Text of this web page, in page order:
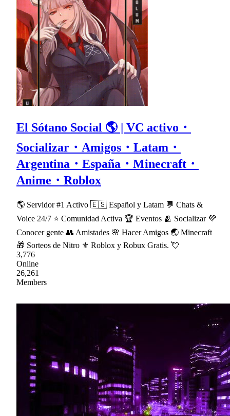
El Sótano Social 🌎 | VC activo・
Socializar・Amigos・Latam・
Argentina・España・Minecraft・
Anime・Roblox
🌎 Servidor #1 Activo 🇪🇸 Español y Latam 💬 Chats &
Voice 24/7 ⭐ Comunidad Activa 🏆 Eventos 🫂 Socializar 💜
Conocer gente 👥 Amistades 🌸 Hacer Amigos 🌏 Minecraft
🎁 Sorteos de Nitro ⚜ Roblox y Robux Gratis. 💘
3,776
Online
26,261
Members